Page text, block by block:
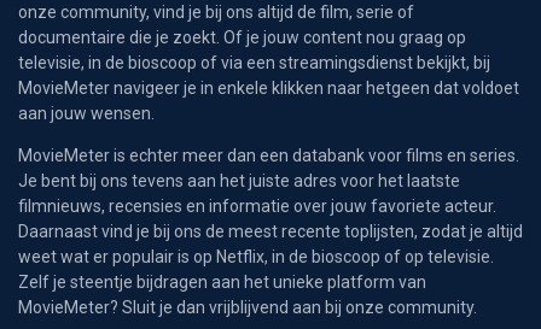
onze community, vind je bij ons altijd de film, serie of
documentaire die je zoekt. Of je jouw content nou graag op
televisie, in de bioscoop of via een streamingsdienst bekijkt, bij
MovieMeter navigeer je in enkele klikken naar hetgeen dat voldoet
aan jouw wensen.
MovieMeter is echter meer dan een databank voor films en series.
Je bent bij ons tevens aan het juiste adres voor het laatste
filmnieuws, recensies en informatie over jouw favoriete acteur.
Daarnaast vind je bij ons de meest recente toplijsten, zodat je altijd
weet wat er populair is op Netflix, in de bioscoop of op televisie.
Zelf je steentje bijdragen aan het unieke platform van
MovieMeter? Sluit je dan vrijblijvend aan bij onze community.